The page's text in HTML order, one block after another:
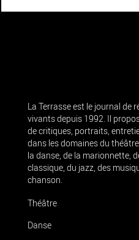
La Terrasse est le journal de
vivants depuis 1992. Il
de critiques, portraits,
dans les domaines du
la danse, de la marionnette,
classique, du jazz, des
chanson.
Théâtre
Danse